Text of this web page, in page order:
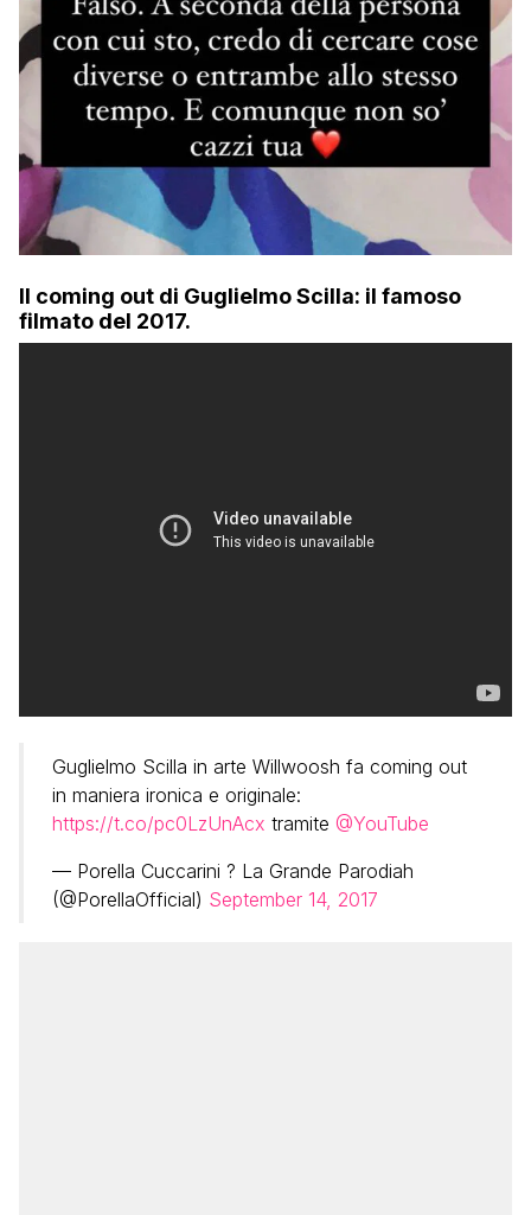
Il coming out di Guglielmo Scilla: il famoso
filmato del 2017.
Guglielmo Scilla in arte Willwoosh fa coming out
in maniera ironica e originale:
https://t.co/pc0LzUnAcx tramite @YouTube
— Porella Cuccarini ? La Grande Parodiah
(@PorellaOfficial) September 14, 2017